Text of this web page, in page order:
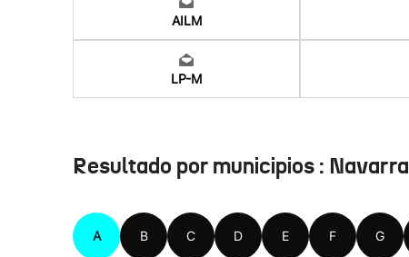
AILM
LP-M
Resultado por municipios : Navarra
A B C D E F G